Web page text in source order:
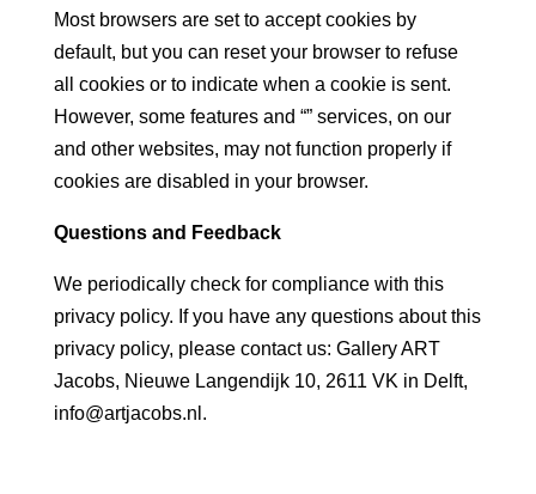
Most browsers are set to accept cookies by
default, but you can reset your browser to refuse
all cookies or to indicate when a cookie is sent.
However, some features and “” services, on our
and other websites, may not function properly if
cookies are disabled in your browser.
Questions and Feedback
We periodically check for compliance with this
privacy policy. If you have any questions about this
privacy policy, please contact us: Gallery ART
Jacobs, Nieuwe Langendijk 10, 2611 VK in Delft,
info@artjacobs.nl.